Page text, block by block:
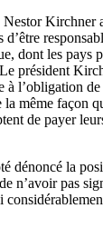
Kirchner
dont les pays
président
à l’obligation
même façon
de payer
dénoncé la
n’avoir pas